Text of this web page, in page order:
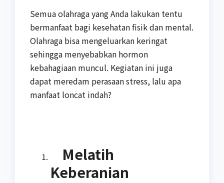
Semua olahraga yang Anda lakukan tentu
bermanfaat bagi kesehatan fisik dan mental.
Olahraga bisa mengeluarkan keringat
sehingga menyebabkan hormon
kebahagiaan muncul. Kegiatan ini juga
dapat meredam perasaan stress, lalu apa
manfaat loncat indah?
Melatih
Keberanian